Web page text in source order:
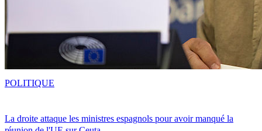
La droite attaque les ministres espagnols pour avoir manqué la
POLITIQUE